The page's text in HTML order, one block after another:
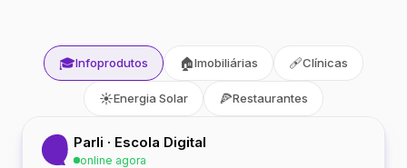
🎓Infoprodutos 🏠Imobiliárias 🩹Clínicas
☀️Energia Solar 🍕Restaurantes
Parli · Escola Digital
online agora